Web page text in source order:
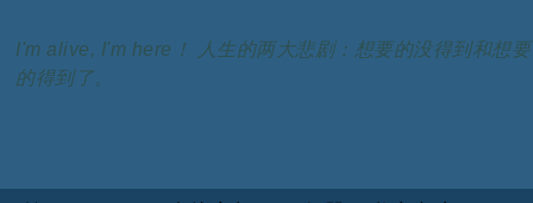
I'm alive, I'm here！ 人生的两大悲剧：想要的没得到和想要
的得到了。